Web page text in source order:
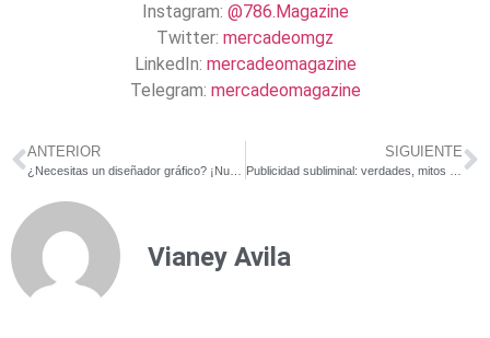
Instagram: @786.Magazine
Twitter: mercadeomgz
LinkedIn: mercadeomagazine
Telegram: mercadeomagazine
ANTERIOR
¿Necesitas un diseñador gráfico? ¡Nuestro equipo tiene a los mejores!
SIGUIENTE
Publicidad subliminal: verdades, mitos y ejemplos
Vianey Avila